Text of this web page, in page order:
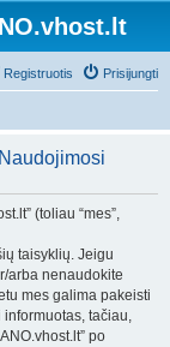
Prisijungti
Registruotis
(toliau “mes”,
taisyklių. Jeigu
arba nenaudokite
mes galima pakeisti
tačiau,
po